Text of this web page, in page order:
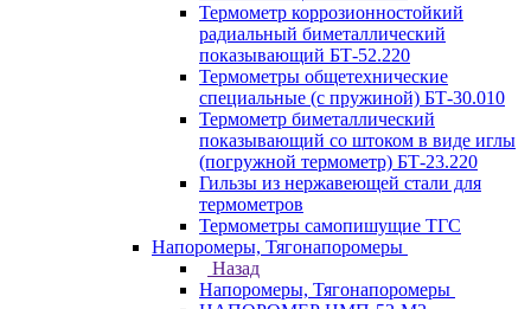
Термометр коррозионностойкий
радиальный биметаллический
показывающий БТ-52.220
Термометры общетехнические
специальные (с пружиной) БТ-30.010
Термометр биметаллический
показывающий со штоком в виде иглы
(погружной термометр) БТ-23.220
Гильзы из нержавеющей стали для
термометров
Термометры самопишущие ТГС
Напоромеры, Тягонапоромеры
Назад
Напоромеры, Тягонапоромеры